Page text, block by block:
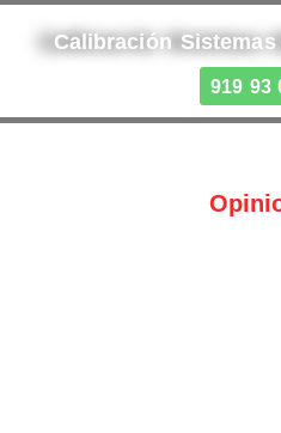
Calibración Sistemas
919 93